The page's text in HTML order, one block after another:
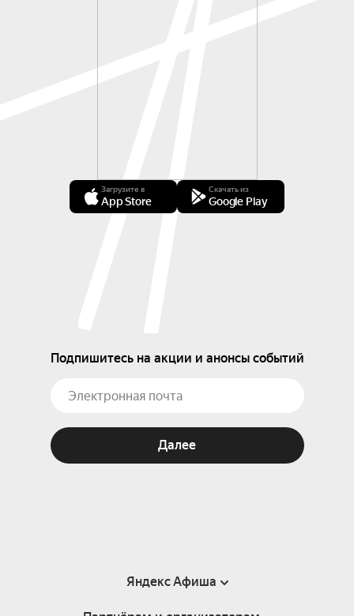
Загрузите в
App Store
Скачать из
Google Play
Подпишитесь на акции и анонсы событий
Далее
Яндекс Афиша